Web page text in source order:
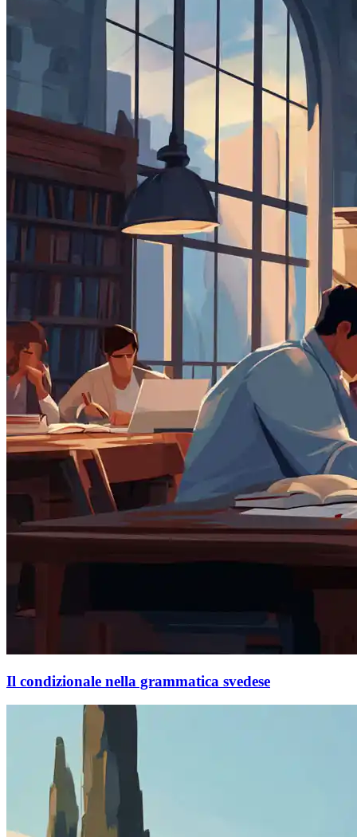
Il condizionale nella grammatica svedese